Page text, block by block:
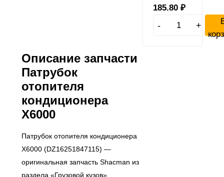
185.80 ₽
- +
Описание запчасти
Патрубок
отопителя
кондиционера
X6000
Патрубок отопителя кондиционера
X6000 (DZ16251847115) —
оригинальная запчасть Shacman из
раздела «Грузовой кузов».